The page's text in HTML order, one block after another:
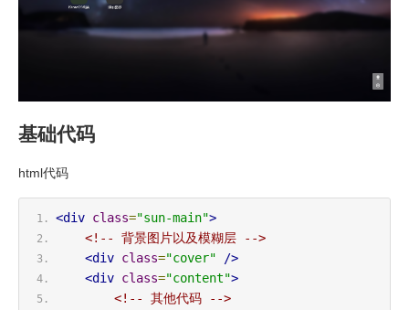
基础代码
html代码
<div class="sun-main">
<!-- 背景图片以及模糊层 -->
<div class="cover"
/>
<div class="content">
<!-- 其他代码 -->